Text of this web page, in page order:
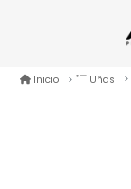
Inicio Uñas